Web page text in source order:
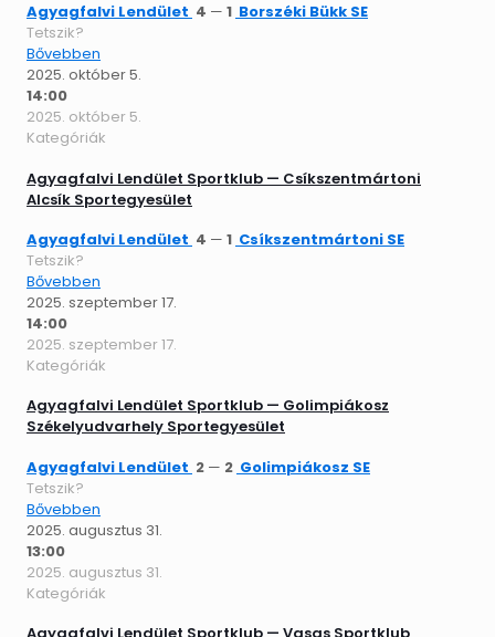
Agyagfalvi Lendület 4 — 1 Borszéki Bükk SE
Tetszik?
Bővebben
2025. október 5.
14:00
2025. október 5.
Kategóriák
Agyagfalvi Lendület Sportklub — Csíkszentmártoni
Alcsík Sportegyesület
Agyagfalvi Lendület 4 — 1 Csíkszentmártoni SE
Tetszik?
Bővebben
2025. szeptember 17.
14:00
2025. szeptember 17.
Kategóriák
Agyagfalvi Lendület Sportklub — Golimpiákosz
Székelyudvarhely Sportegyesület
Agyagfalvi Lendület 2 — 2 Golimpiákosz SE
Tetszik?
Bővebben
2025. augusztus 31.
13:00
2025. augusztus 31.
Kategóriák